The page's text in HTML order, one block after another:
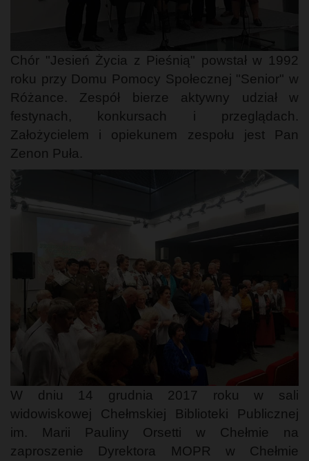
Chór "Jesień Życia z Pieśnią" powstał w 1992
roku przy Domu Pomocy Społecznej "Senior" w
Różance. Zespół bierze aktywny udział w
festynach, konkursach i przeglądach.
Założycielem i opiekunem zespołu jest Pan
Zenon Puła.
W dniu 14 grudnia 2017 roku w sali
widowiskowej Chełmskiej Biblioteki Publicznej
im. Marii Pauliny Orsetti w Chełmie na
zaproszenie Dyrektora MOPR w Chełmie